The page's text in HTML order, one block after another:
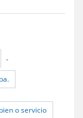
-
o servicio